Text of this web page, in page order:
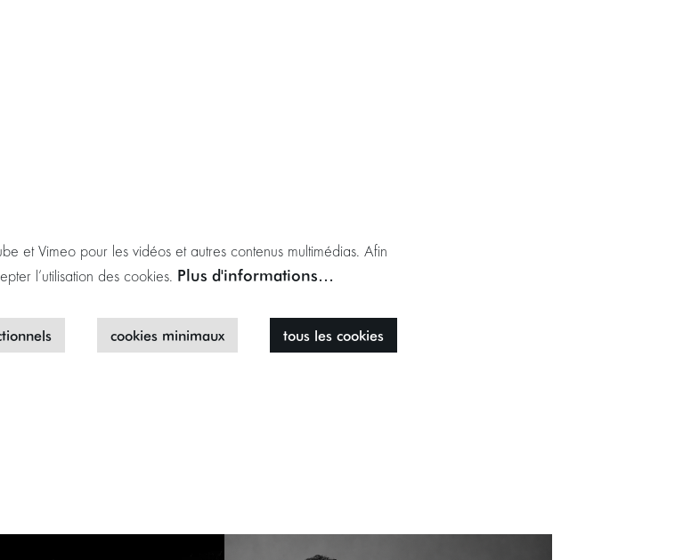
et Vimeo pour les vidéos et autres contenus multimédias. Afin
l’utilisation des cookies. Plus d'informations…
cookies minimaux tous les cookies